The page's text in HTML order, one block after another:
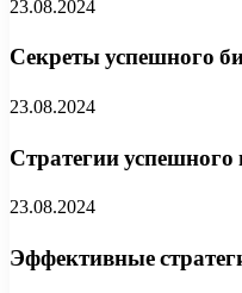
23.08.2024
Секреты успешного
23.08.2024
Стратегии
23.08.2024
Эффективные